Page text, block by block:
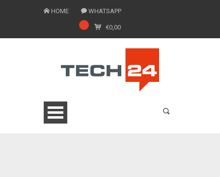
HOME WHATSAPP
€0,00